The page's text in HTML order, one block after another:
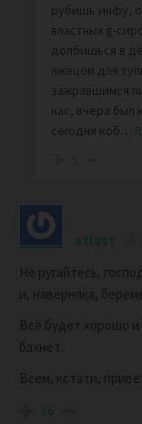
рубишь инфу,
властных g-
долбишься в
лжецом для
зажравшимся
нас, вчера был
сегодня коб
5
atlast
Не ругайтесь,
и, наверняка,
Всё будет хорошо и
бахнет.
Всем, кстати,
16